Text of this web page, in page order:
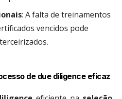
: A falta de treinamentos
vencidos pode
de due diligence eficaz